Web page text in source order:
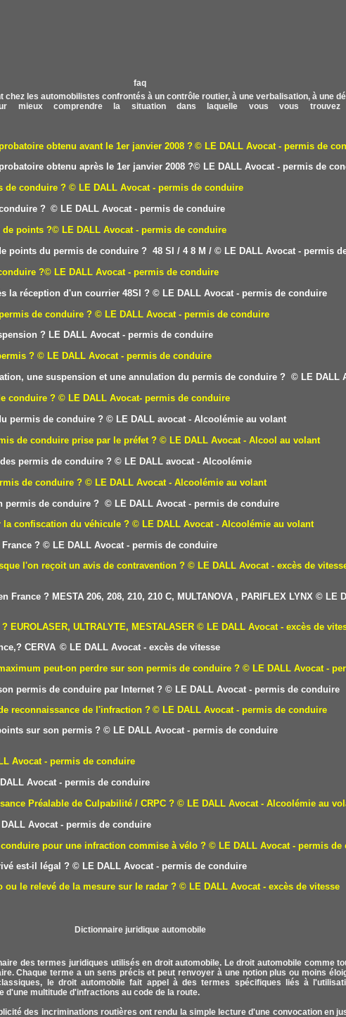
les automobilistes confrontés à un contrôle routier, à une verbalisation, à une
mieux comprendre la situation dans laquelle vous vous
obtenu avant le 1er janvier 2008 ? © LE DALL Avocat - permis de
obtenu après le 1er janvier 2008 ?© LE DALL Avocat - permis de
de conduire ? © LE DALL Avocat - permis de conduire
? © LE DALL Avocat - permis de conduire
de points ?© LE DALL Avocat - permis de conduire
points du permis de conduire ? 48 SI / 4 8 M / © LE DALL Avocat - permis
?© LE DALL Avocat - permis de conduire
la réception d'un courrier 48SI ? © LE DALL Avocat - permis de conduire
de conduire ? © LE DALL Avocat - permis de conduire
? LE DALL Avocat - permis de conduire
? © LE DALL Avocat - permis de conduire
une suspension et une annulation du permis de conduire ? © LE DALL
conduire ? © LE DALL Avocat- permis de conduire
permis de conduire ? © LE DALL avocat - Alcoolémie au volant
de conduire prise par le préfet ? © LE DALL Avocat - Alcool au volant
permis de conduire ? © LE DALL avocat - Alcoolémie
de conduire ? © LE DALL Avocat - Alcoolémie au volant
permis de conduire ? © LE DALL Avocat - permis de conduire
confiscation du véhicule ? © LE DALL Avocat - Alcoolémie au volant
? © LE DALL Avocat - permis de conduire
l'on reçoit un avis de contravention ? © LE DALL Avocat - excès de
? MESTA 206, 208, 210, 210 C, MULTANOVA , PARIFLEX LYNX © LE
ULTRALYTE, MESTALASER © LE DALL Avocat - excès de
CERVA © LE DALL Avocat - excès de vitesse
peut-on perdre sur son permis de conduire ? © LE DALL Avocat -
permis de conduire par Internet ? © LE DALL Avocat - permis de conduire
reconnaissance de l'infraction ? © LE DALL Avocat - permis de conduire
sur son permis ? © LE DALL Avocat - permis de conduire
Avocat - permis de conduire
Avocat - permis de conduire
Préalable de Culpabilité / CRPC ? © LE DALL Avocat - Alcoolémie au
Avocat - permis de conduire
pour une infraction commise à vélo ? © LE DALL Avocat - permis de
est-il légal ? © LE DALL Avocat - permis de conduire
le relevé de la mesure sur le radar ? © LE DALL Avocat - excès de vitesse
des termes juridiques utilisés en droit automobile. Le droit automobile comme
Chaque terme a un sens précis et peut renvoyer à une notion plus ou moins
le droit automobile fait appel à des termes spécifiques liés à
d'une multitude d'infractions au code de la route.
des incriminations routières ont rendu la simple lecture d'une convocation en